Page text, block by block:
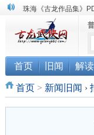
三千藏书奉江湖 ， 诚
“武侠书库”查缺补漏活
珠海《古龙作品集》
首页 旧闻 解读
首页> 新闻旧闻 ›